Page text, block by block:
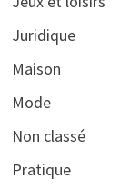
Juridique
Maison
Mode
Non classé
Pratique